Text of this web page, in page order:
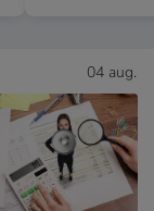
04 aug.